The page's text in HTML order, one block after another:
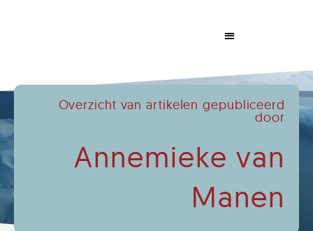
Overzicht van artikelen gepubliceerd
door
Annemieke van
Manen